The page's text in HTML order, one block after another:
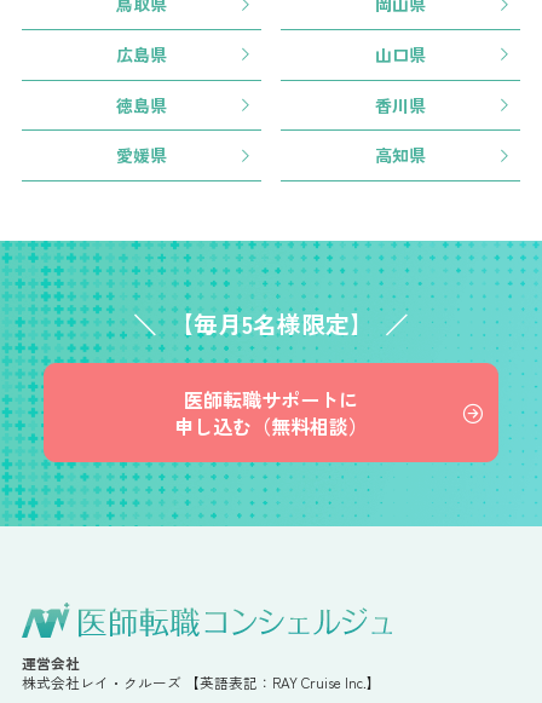
広島県 山口県
徳島県 香川県
愛媛県 高知県
【毎月5名様限定】
医師転職サポートに
申し込む（無料相談）
運営会社
株式会社レイ・クルーズ 【英語表記：RAY Cruise Inc.】